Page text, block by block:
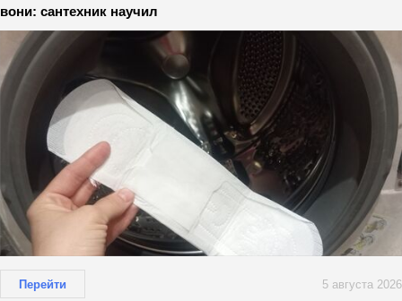
вони: сантехник научил
Перейти 5 августа 2026